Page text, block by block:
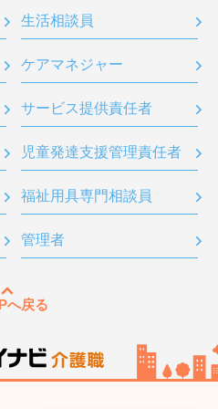
生活相談員
ケアマネジャー
サービス提供責任者
児童発達支援管理責任者
福祉用具専門相談員
管理者
へ戻る